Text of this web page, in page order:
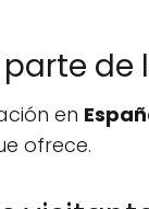
de
en
ofrece.